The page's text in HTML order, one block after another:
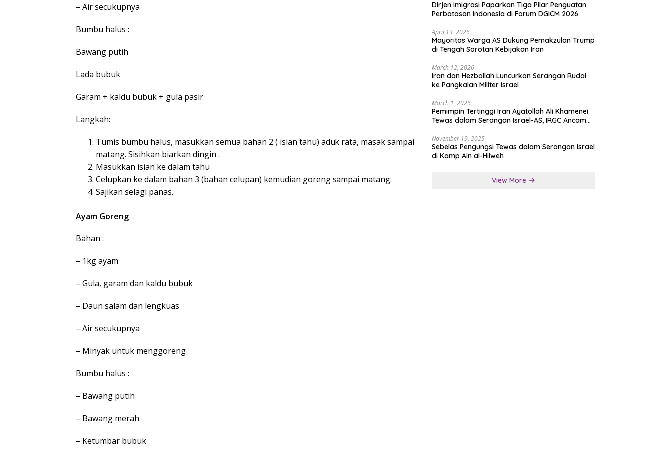
– Air secukupnya
Bumbu halus :
Bawang putih
Lada bubuk
Garam + kaldu bubuk + gula pasir
Langkah:
Tumis bumbu halus, masukkan semua bahan 2 ( isian tahu) aduk rata, masak sampai
matang. Sisihkan biarkan dingin .
Masukkan isian ke dalam tahu
Celupkan ke dalam bahan 3 (bahan celupan) kemudian goreng sampai matang.
Sajikan selagi panas.
Ayam Goreng
Bahan :
– 1kg ayam
– Gula, garam dan kaldu bubuk
– Daun salam dan lengkuas
– Air secukupnya
– Minyak untuk menggoreng
Bumbu halus :
– Bawang putih
– Bawang merah
– Ketumbar bubuk
Dirjen Imigrasi Paparkan Tiga Pilar Penguatan
Perbatasan Indonesia di Forum DGICM 2026
April 13, 2026
Mayoritas Warga AS Dukung Pemakzulan Trump
di Tengah Sorotan Kebijakan Iran
March 12, 2026
Iran dan Hezbollah Luncurkan Serangan Rudal
ke Pangkalan Militer Israel
March 1, 2026
Pemimpin Tertinggi Iran Ayatollah Ali Khamenei
Tewas dalam Serangan Israel-AS, IRGC Ancam
November 19, 2025
Sebelas Pengungsi Tewas dalam Serangan Israel
di Kamp Ain al-Hilweh
View More